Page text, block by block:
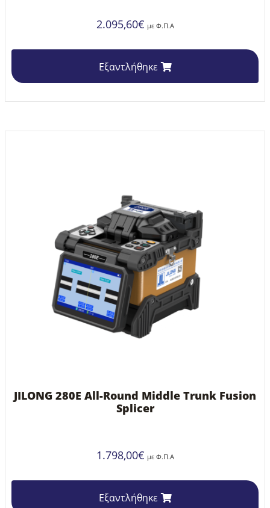
2.095,60€ με Φ.Π.Α
Εξαντλήθηκε
JILONG 280E All-Round Middle Trunk Fusion
Splicer
1.798,00€ με Φ.Π.Α
Εξαντλήθηκε